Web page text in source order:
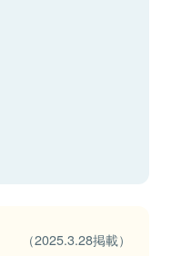
（2025.3.28掲載）